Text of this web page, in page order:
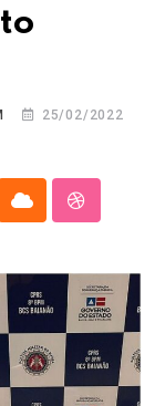
25/02/2022
Cloud